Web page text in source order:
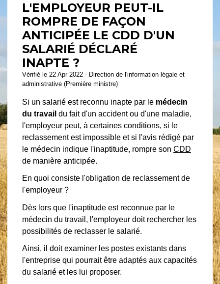
L'EMPLOYEUR PEUT-IL
ROMPRE DE FAÇON
ANTICIPÉE LE CDD D'UN
SALARIÉ DÉCLARÉ
INAPTE ?
Vérifié le 22 Apr 2022 - Direction de l'information légale et
administrative (Première ministre)
Si un salarié est reconnu inapte par le médecin
du travail du fait d'un accident ou d'une maladie,
l'employeur peut, à certaines conditions, si le
reclassement est impossible et si l'avis rédigé par
le médecin indique l'inaptitude, rompre son CDD
de manière anticipée.
En quoi consiste l'obligation de reclassement de
l'employeur ?
Dès lors que l'inaptitude est reconnue par le
médecin du travail, l'employeur doit rechercher les
possibilités de reclasser le salarié.
Ainsi, il doit examiner les postes existants dans
l'entreprise qui pourrait être adaptés aux capacités
du salarié et les lui proposer.